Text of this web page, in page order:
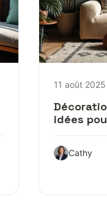
11 août 2025
idées
Cathy